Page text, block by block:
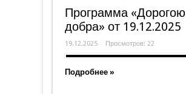
Программа «Дорогою
добра» от 19.12.2025
19.12.2025 Просмотров: 22
Подробнее »